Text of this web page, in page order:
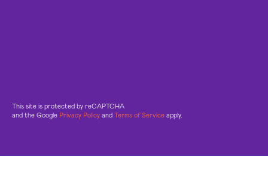
This site is protected by reCAPTCHA
and the Google Privacy Policy and Terms of Service apply.